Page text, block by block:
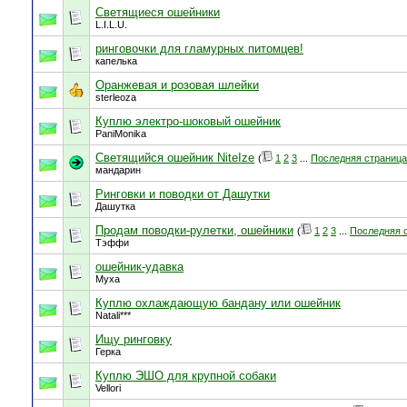
Светящиеся ошейники
L.I.L.U.
ринговочки для гламурных питомцев!
капелька
Оранжевая и розовая шлейки
sterleoza
Куплю электро-шоковый ошейник
PaniMonika
Светящийся ошейник NiteIze ( 1 2 3 Последняя страница
мандарин
Ринговки и поводки от Дашутки
Дашутка
Продам поводки-рулетки, ошейники ( 1 2 3 Последняя
Тэффи
ошейник-удавка
Муха
Куплю охлаждающую бандану или ошейник
Natali***
Ищу ринговку
Герка
Куплю ЭШО для крупной собаки
Vellori